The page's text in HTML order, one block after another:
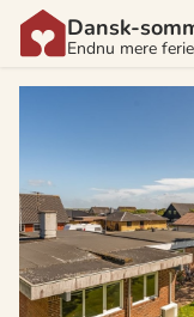
Dansk-
Endnu mere